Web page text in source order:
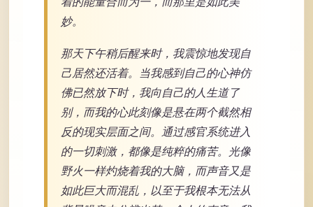
妙。
那天下午稍后醒来时，我震惊地发现自
己居然还活着。当我感到自己的心神仿
佛已然放下时，我向自己的人生道了
别，而我的心此刻像是悬在两个截然相
反的现实层面之间。通过感官系统进入
的一切刺激，都像是纯粹的痛苦。光像
野火一样灼烧着我的大脑，而声音又是
如此巨大而混乱，以至于我根本无法从